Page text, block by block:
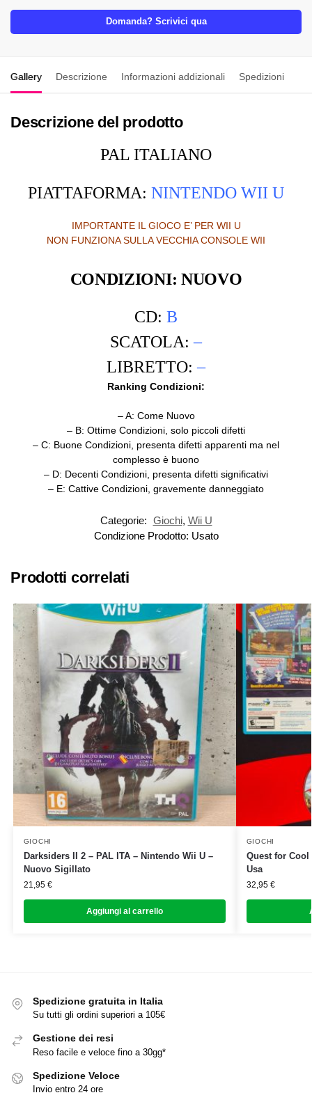
Domanda? Scrivici qua
Gallery Descrizione Informazioni addizionali Spedizioni
Descrizione del prodotto
PAL ITALIANO
PIATTAFORMA: NINTENDO WII U
IMPORTANTE IL GIOCO E’ PER WII U
NON FUNZIONA SULLA VECCHIA CONSOLE WII
CONDIZIONI: NUOVO
CD: B
SCATOLA:–
LIBRETTO:–
Ranking Condizioni:
– A: Come Nuovo
– B: Ottime Condizioni, solo piccoli difetti
– C: Buone Condizioni, presenta difetti apparenti ma nel
complesso è buono
– D: Decenti Condizioni, presenta difetti significativi
– E: Cattive Condizioni, gravemente danneggiato
Categorie: Giochi, Wii U
Condizione Prodotto: Usato
Prodotti correlati
GIOCHI
Darksiders II 2 – PAL ITA – Nintendo Wii U –
Nuovo Sigillato
21,95 €
Aggiungi al carrello
GIOCHI
Quest for Cool
Usa
32,95 €
Spedizione gratuita in Italia
Su tutti gli ordini superiori a 105€
Gestione dei resi
Reso facile e veloce fino a 30gg*
Spedizione Veloce
Invio entro 24 ore